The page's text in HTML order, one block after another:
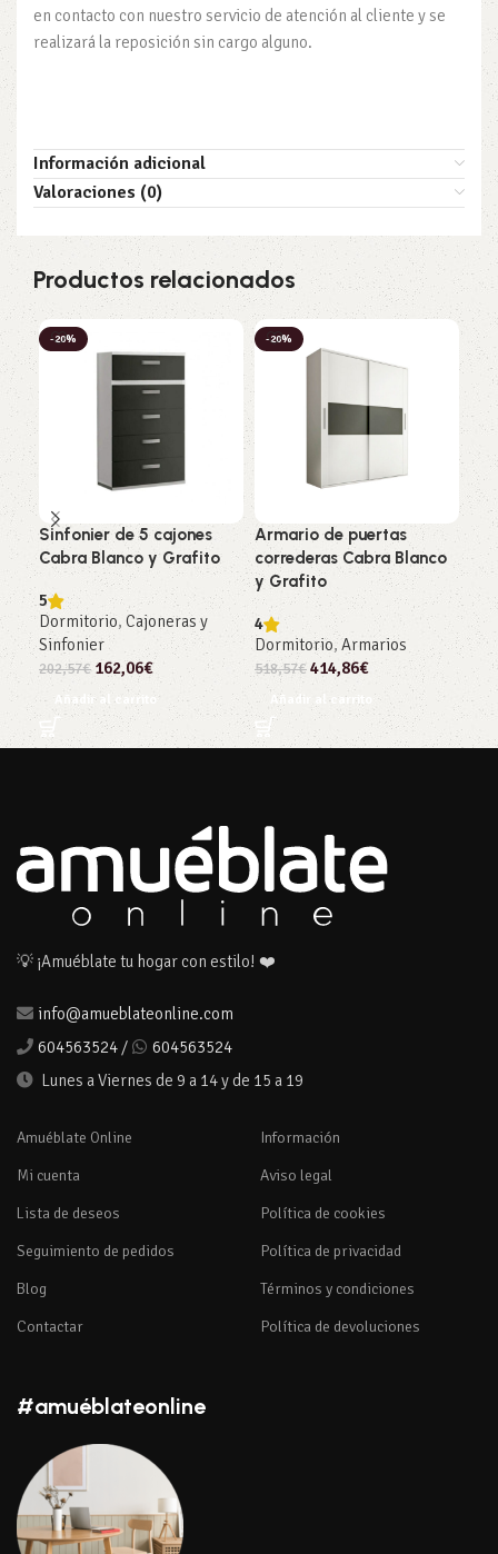
en contacto con nuestro servicio de atención al cliente y se
realizará la reposición sin cargo alguno.
Información adicional
Valoraciones (0)
Productos relacionados
-20%
Sinfonier de 5 cajones
Cabra Blanco y Grafito
5
Dormitorio, Cajoneras y
Sinfonier
202,57€ 162,06€
Añadir al carrito
-20%
Armario de puertas
correderas Cabra Blanco
y Grafito
4
Dormitorio,Armarios
518,57€414,86€
Añadir al carrito
-
4.5
💡 ¡Amuéblate tu hogar con estilo! ❤️
info@amueblateonline.com
604563524 /
604563524
Lunes a Viernes de 9 a 14 y de 15 a 19
Amuéblate Online
Mi cuenta
Lista de deseos
Seguimiento de pedidos
Blog
Contactar
Información
Aviso legal
Política de cookies
Política de privacidad
Términos y condiciones
Política de devoluciones
#amuéblateonline